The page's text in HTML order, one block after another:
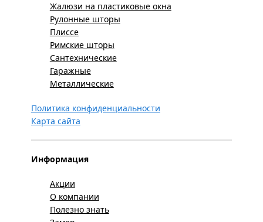
Жалюзи на пластиковые окна
Рулонные шторы
Плиссе
Римские шторы
Сантехнические
Гаражные
Металлические
Политика конфиденциальности
Карта сайта
Информация
Акции
О компании
Полезно знать